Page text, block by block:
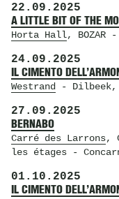
22.09.2025
A LITTLE BIT OF THE
Horta Hall, BOZAR-
24.09.2025
IL CIMENTO
Westrand
- Dilbeek,
27.09.2025
BERNABO
Carré des Larrons,
les étages-
01.10.2025
IL CIMENTO